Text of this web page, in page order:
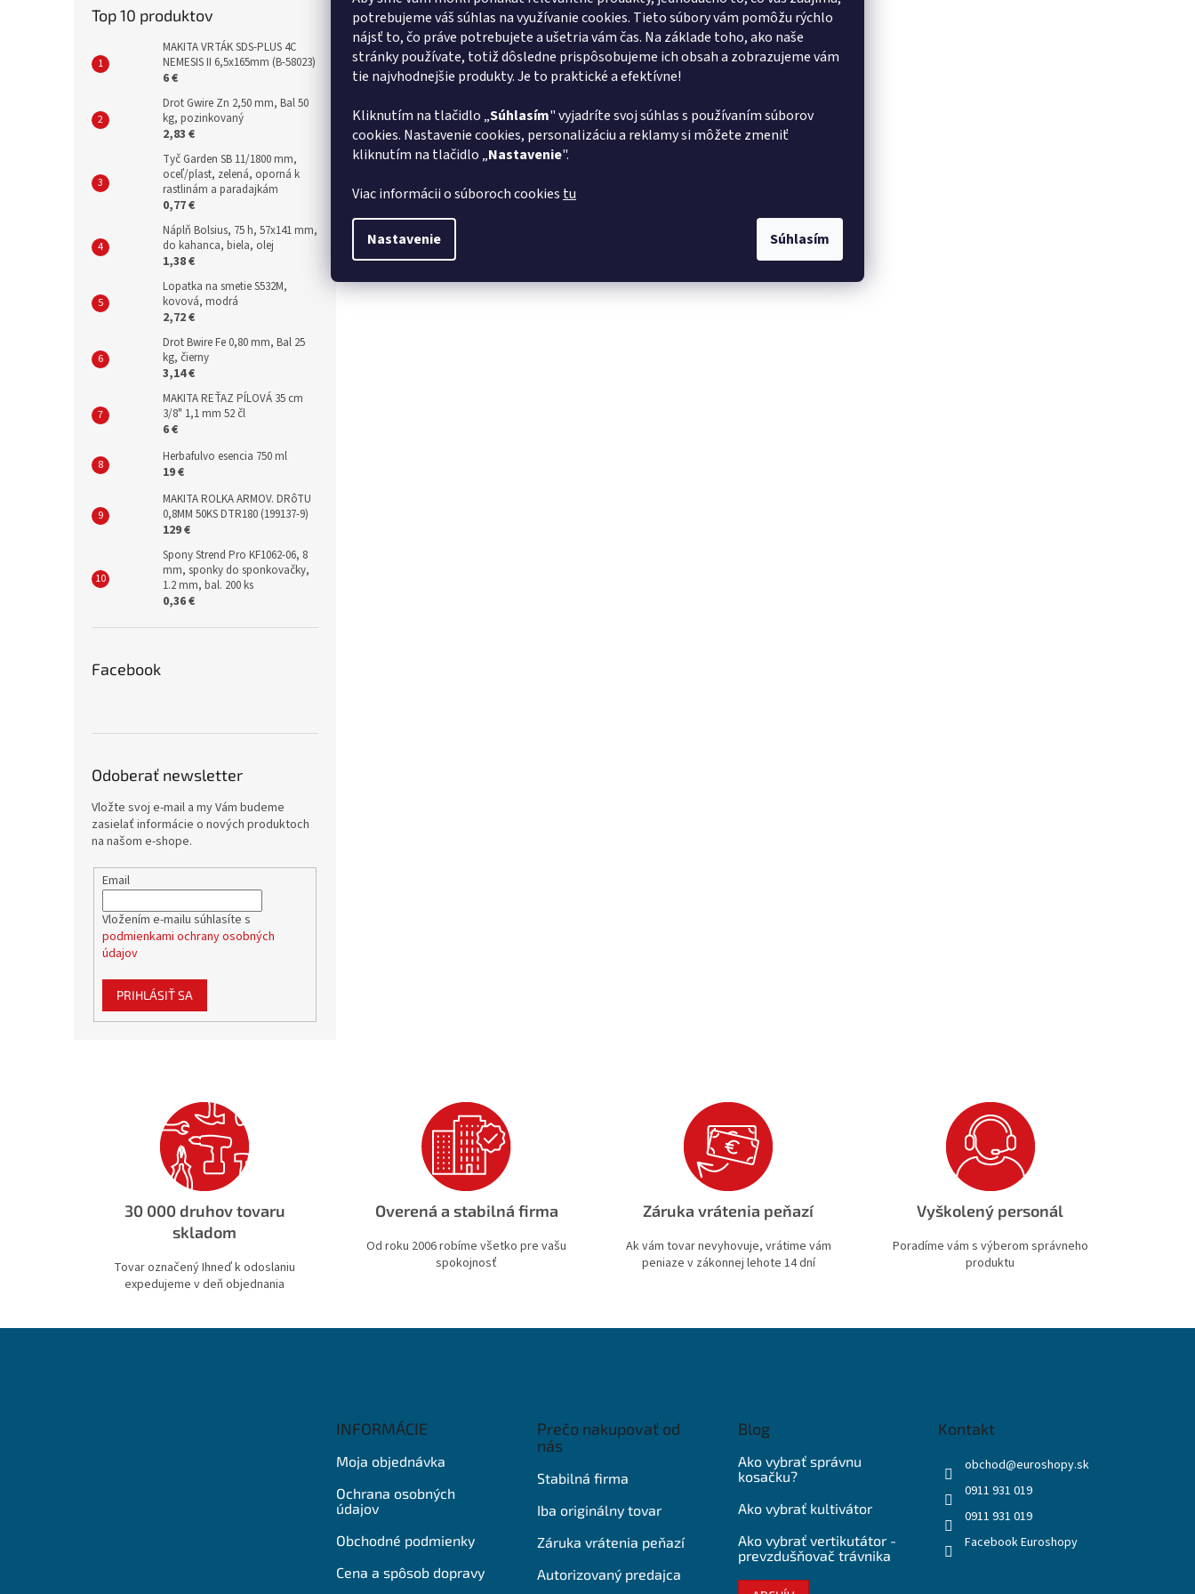
potrebujeme váš súhlas na využívanie cookies. Tieto súbory vám pomôžu rýchlo
nájsť to, čo práve potrebujete a ušetria vám čas. Na základe toho, ako naše
stránky používate, totiž dôsledne prispôsobujeme ich obsah a zobrazujeme vám
tie najvhodnejšie produkty. Je to praktické a efektívne!
Kliknutím na tlačidlo „Súhlasím" vyjadríte svoj súhlas s používaním súborov
cookies. Nastavenie cookies, personalizáciu a reklamy si môžete zmeniť
kliknutím na tlačidlo „Nastavenie".
Viac informácii o súboroch cookies tu
Nastavenie Súhlasím
Top 10 produktov
MAKITA VRTÁK SDS-PLUS 4C
NEMESIS II 6,5x165mm (B-58023)
6 €
Drot Gwire Zn 2,50 mm, Bal 50
kg, pozinkovaný
2,83 €
Tyč Garden SB 11/1800 mm,
oceľ/plast, zelená, oporná k
rastlinám a paradajkám
0,77 €
Náplň Bolsius, 75 h, 57x141 mm,
do kahanca, biela, olej
1,38 €
Lopatka na smetie S532M,
kovová, modrá
2,72 €
Drot Bwire Fe 0,80 mm, Bal 25
kg, čierny
3,14 €
MAKITA REŤAZ PÍLOVÁ 35 cm
3/8" 1,1 mm 52 čl
6 €
Herbafulvo esencia 750 ml
19 €
MAKITA ROLKA ARMOV. DRôTU
0,8MM 50KS DTR180 (199137-9)
129 €
Spony Strend Pro KF1062-06, 8
mm, sponky do sponkovačky,
1.2 mm, bal. 200 ks
0,36 €
Facebook
Odoberať newsletter
Vložte svoj e-mail a my Vám budeme
zasielať informácie o nových produktoch
na našom e-shope.
Email
Vložením e-mailu súhlasíte s
podmienkami ochrany osobných
údajov
PRIHLÁSIŤ SA
30 000 druhov tovaru
skladom
Tovar označený Ihneď k odoslaniu
expedujeme v deň objednania
Overená a stabilná firma
Od roku 2006 robíme všetko pre vašu
spokojnosť
Záruka vrátenia peňazí
Ak vám tovar nevyhovuje, vrátime vám
peniaze v zákonnej lehote 14 dní
Vyškolený personál
Poradíme vám s výberom správneho
produktu
INFORMÁCIE
Moja objednávka
Ochrana osobných
údajov
Obchodné podmienky
Cena a spôsob dopravy
Prečo nakupovať od
nás
Stabilná firma
Iba originálny tovar
Záruka vrátenia peňazí
Autorizovaný predajca
Blog
Ako vybrať správnu
kosačku?
Ako vybrať kultivátor
Ako vybrať vertikutátor -
prevzdušňovač trávnika
Kontakt
obchod@euroshopy.sk
0911 931 019
0911 931 019
Facebook Euroshopy